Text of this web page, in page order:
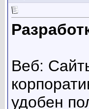
Веб:
удобен